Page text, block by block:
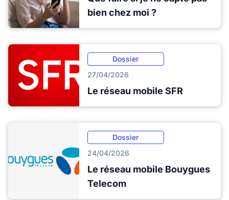
bien chez moi ?
Dossier
27/04/2026
Le réseau mobile SFR
Dossier
24/04/2026
Le réseau mobile Bouygues
Telecom